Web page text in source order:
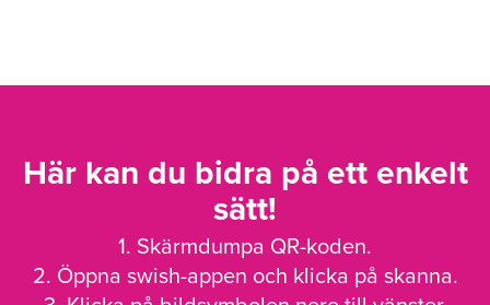
Här kan du bidra på ett enkelt
sätt!
1. Skärmdumpa QR-koden.
2. Öppna swish-appen och klicka på skanna.